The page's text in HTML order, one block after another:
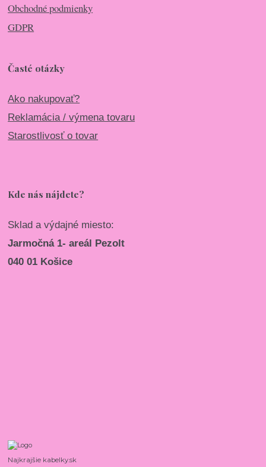
Obchodné podmienky
GDPR
Časté otázky
Ako nakupovať?
Reklamácia / výmena tovaru
Starostlivosť o tovar
Kde nás nájdete?
Sklad a výdajné miesto:
Jarmočná 1- areál Pezolt
040 01 Košice
Najkrajšie kabelky.sk